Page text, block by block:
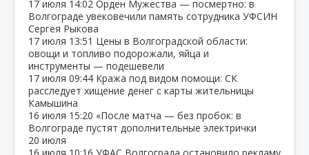
17 июля 14:02 Орден Мужества — посмертно: в
Волгограде увековечили память сотрудника УФСИН
Сергея Рыкова
17 июля 13:51 Цены в Волгоградской области:
овощи и топливо подорожали, яйца и
инструменты — подешевели
17 июля 09:44 Кража под видом помощи: СК
расследует хищение денег с карты жительницы
Камышина
16 июля 15:20 «После матча — без пробок: в
Волгограде пустят дополнительные электрички
20 июля